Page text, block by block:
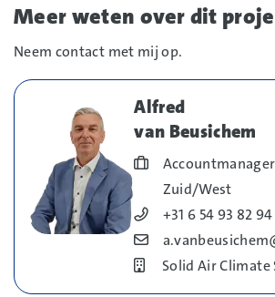
Meer weten over dit
Neem contact met mij op.
Alfred
van Beusichem
Blog_field_Functie
Zuid/West
+31 6 54 93 82 94
Blog_field_E-mail
Bedrijf
Solid Air Climate